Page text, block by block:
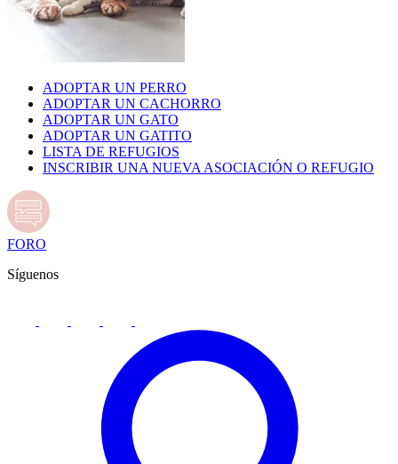
ADOPTAR UN PERRO
ADOPTAR UN CACHORRO
ADOPTAR UN GATO
ADOPTAR UN GATITO
LISTA DE REFUGIOS
INSCRIBIR UNA NUEVA ASOCIACIÓN O REFUGIO
FORO
Síguenos